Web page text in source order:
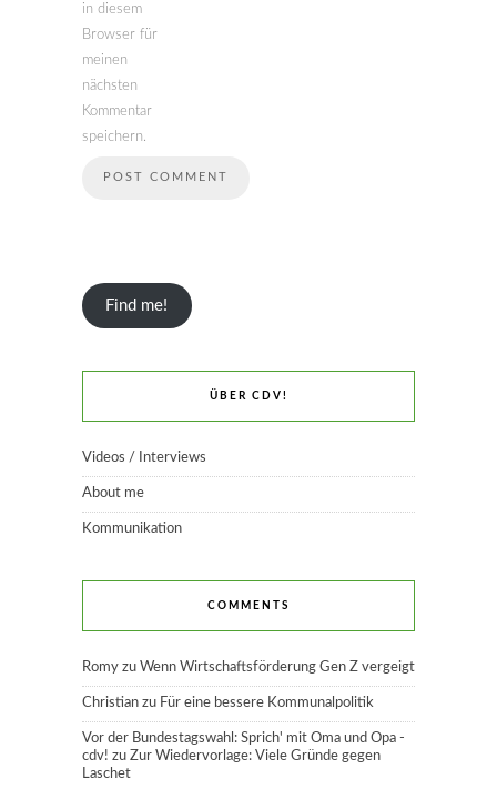
in diesem
Browser für
meinen
nächsten
Kommentar
speichern.
Find me!
ÜBER CDV!
Videos / Interviews
About me
Kommunikation
COMMENTS
Romy zu Wenn Wirtschaftsförderung Gen Z vergeigt
Christian zu Für eine bessere Kommunalpolitik
Vor der Bundestagswahl: Sprich' mit Oma und Opa -
cdv! zu Zur Wiedervorlage: Viele Gründe gegen
Laschet